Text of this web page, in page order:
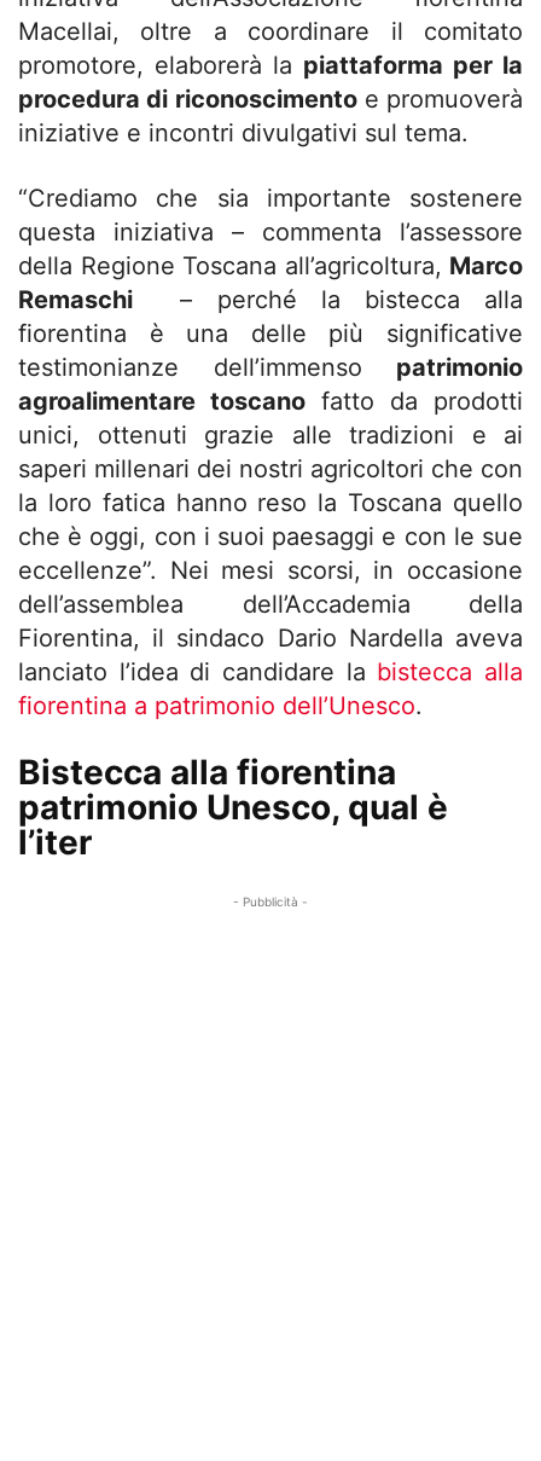
Macellai, oltre a coordinare il comitato
promotore, elaborerà la piattaforma per la
procedura di riconoscimentoe promuoverà
iniziative e incontri divulgativi sul tema.
“Crediamo che sia importante sostenere
questa iniziativa – commenta l’assessore
della Regione Toscana all’agricoltura, Marco
Remaschi
– perché la bistecca alla
fiorentina è una delle più significative
testimonianze dell’immenso patrimonio
agroalimentare toscano fatto da prodotti
unici, ottenuti grazie alle tradizioni e ai
saperi millenari dei nostri agricoltori che con
la loro fatica hanno reso la Toscana quello
che è oggi, con i suoi paesaggi e con le sue
eccellenze”. Nei mesi scorsi, in occasione
dell’assemblea dell’Accademia della
Fiorentina, il sindaco Dario Nardella aveva
lanciato l’idea di candidare la bistecca alla
fiorentina a patrimonio dell’Unesco.
Bistecca alla fiorentina
patrimonio Unesco, qual è
l’iter
- Pubblicità -